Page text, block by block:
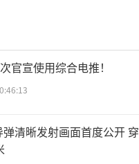
官宣使用综合电推！
清晰发射画面首度公开 穿